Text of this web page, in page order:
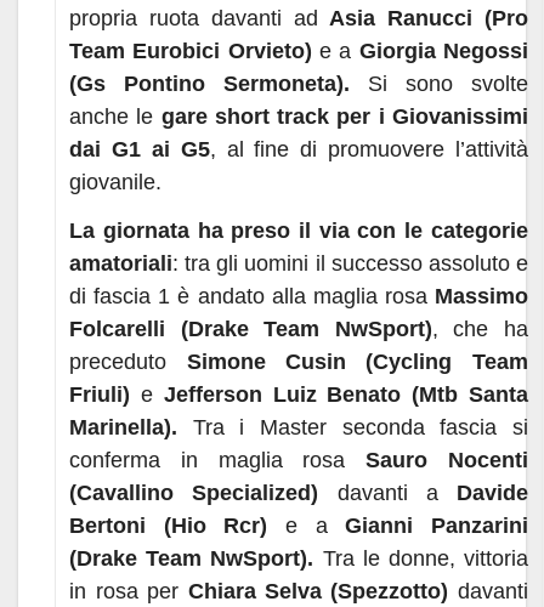
propria ruota davanti adAsia Ranucci (Pro
Team Eurobici Orvieto) e a Giorgia Negossi
(Gs Pontino Sermoneta). Si sono svolte
anche le gare short track per i Giovanissimi
dai G1 ai G5, al fine di promuovere l’attività
giovanile.
La giornata ha preso il via con le categorie
amatoriali: tra gli uomini il successo assoluto e
di fascia 1 è andato alla maglia rosa Massimo
Folcarelli (Drake Team NwSport), che ha
preceduto Simone Cusin (Cycling Team
Friuli) e Jefferson Luiz Benato (Mtb Santa
Marinella). Tra i Master seconda fascia si
conferma in maglia rosaSauro Nocenti
(Cavallino Specialized) davanti a Davide
Bertoni
(Hio Rcr) e aGianni Panzarini
(Drake Team NwSport). Tra le donne, vittoria
in rosa per Chiara Selva (Spezzotto) davanti